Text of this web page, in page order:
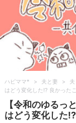
ハピママ* > 夫と妻 > 夫
はどう変化した!? 良かった
【令和のゆる
はどう変化した